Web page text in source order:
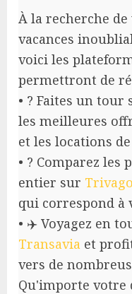
À la recherche
vacances
voici les
permettront de
• ? Faites un tour
les meilleures
et les locations
• ? Comparez les
entier sur Trivago
qui correspond à
• ✈️ Voyagez en
Transavia et
vers de
Qu'importe votre